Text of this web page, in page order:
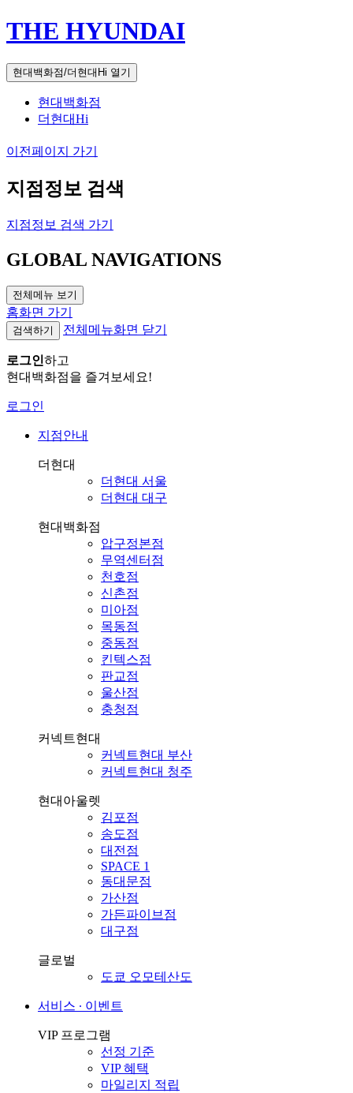
THE HYUNDAI
현대백화점/더현대Hi 열기
현대백화점
더현대Hi
이전페이지 가기
지점정보 검색
지점정보 검색 가기
GLOBAL NAVIGATIONS
전체메뉴 보기
홈화면 가기
검색하기 전체메뉴화면 닫기
로그인하고
현대백화점을 즐겨보세요!
로그인
지점안내
더현대
더현대 서울
더현대 대구
현대백화점
압구정본점
무역센터점
천호점
신촌점
미아점
목동점
중동점
킨텍스점
판교점
울산점
충청점
커넥트현대
커넥트현대 부산
커넥트현대 청주
현대아울렛
김포점
송도점
대전점
SPACE 1
동대문점
가산점
가든파이브점
대구점
글로벌
도쿄 오모테산도
서비스 ∙ 이벤트
VIP 프로그램
선정 기준
VIP 혜택
마일리지 적립